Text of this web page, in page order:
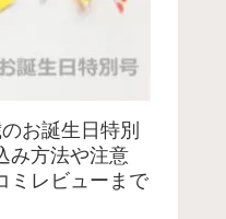
お誕生日特別
み方法や注意
ミレビューまで